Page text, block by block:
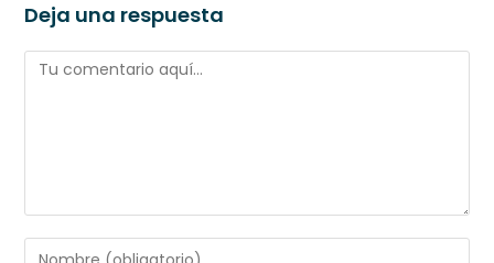
Deja una respuesta